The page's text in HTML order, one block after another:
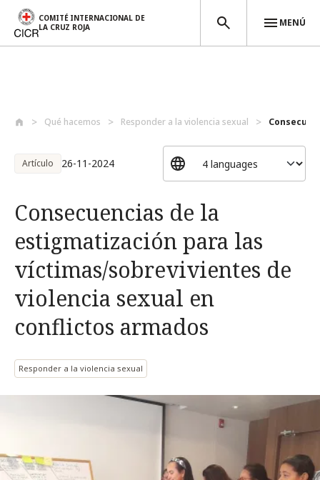
COMITÉ INTERNACIONAL DE
LA CRUZ ROJA
MENÚ
Qué hacemos Responder a la violencia sexual
Artículo 26-11-2024
Consecuencias de la
estigmatización para las
víctimas/sobrevivientes de
violencia sexual en
conflictos armados
Responder a la violencia sexual